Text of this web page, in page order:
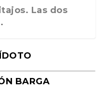
Las dos
BARGA